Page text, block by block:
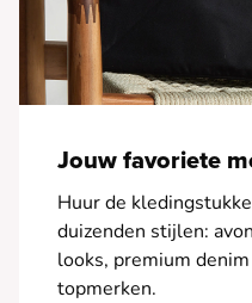
Jouw favoriete
Huur de
duizenden stijlen:
looks, premium
topmerken.